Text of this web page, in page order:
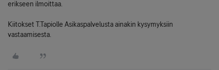
erikseen ilmoittaa.
Kiitokset T.Tapiolle Asikaspalvelusta ainakin kysymyksiin
vastaamisesta.